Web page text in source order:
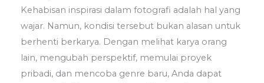
Kehabisan inspirasi dalam fotografi adalah hal yang
wajar. Namun, kondisi tersebut bukan alasan untuk
berhenti berkarya. Dengan melihat karya orang
lain, mengubah perspektif, memulai proyek
pribadi, dan mencoba genre baru, Anda dapat